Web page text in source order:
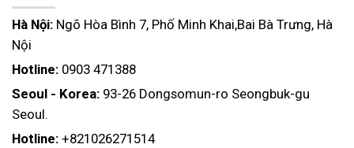
Hà Nội: Ngõ Hòa Bình 7, Phố Minh Khai,Bai Bà Trưng, Hà
Nội
Hotline: 0903 471388
Seoul - Korea: 93-26 Dongsomun-ro Seongbuk-gu
Seoul.
Hotline: +821026271514